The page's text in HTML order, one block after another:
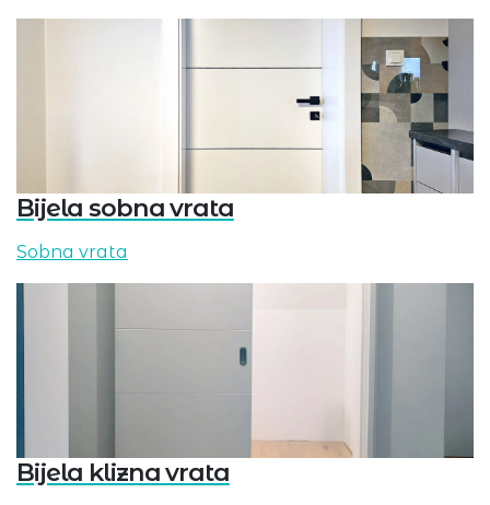
Bijela sobna vrata
Sobna vrata
Bijela klizna vrata